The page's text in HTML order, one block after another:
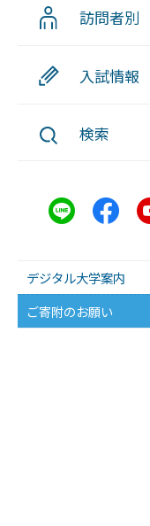
訪問者別
入試情報
検索
デジタル大学案内
ご寄附のお願い